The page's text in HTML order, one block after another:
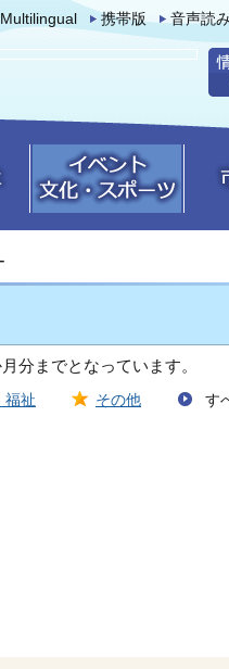
Multilingual 携帯版 音声読
分までとなっています。
福祉 その他 す